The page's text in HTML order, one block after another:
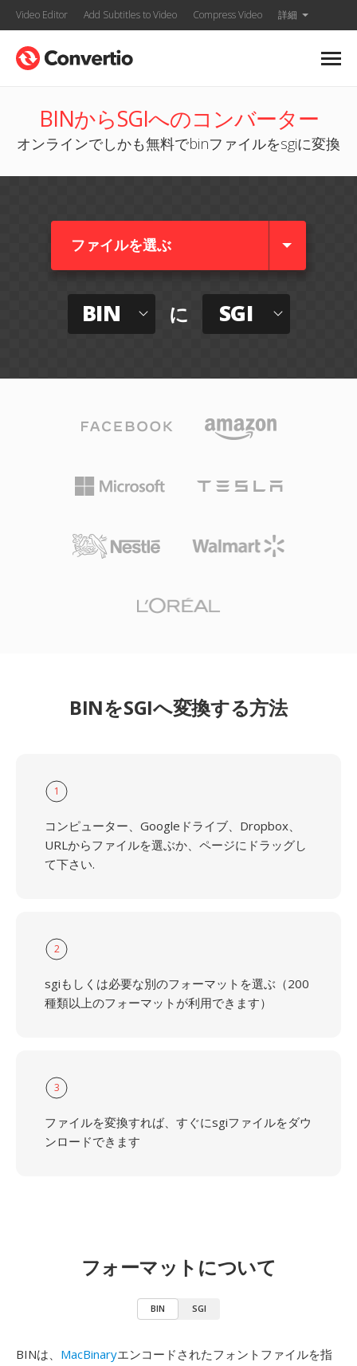
Video Editor Add Subtitles to Video Compress Video 詳細
BINからSGIへのコンバーター
オンラインでしかも無料でbinファイルをsgiに変換
ファイルを選ぶ
BIN に SGI
BINをSGIへ変換する方法
1
コンピューター、Googleドライブ、Dropbox、
URLからファイルを選ぶか、ページにドラッグし
て下さい.
2
sgiもしくは必要な別のフォーマットを選ぶ（200
種類以上のフォーマットが利用できます）
3
ファイルを変換すれば、すぐにsgiファイルをダウ
ンロードできます
フォーマットについて
BIN SGI
BINは、 MacBinaryエンコードされたフォントファイルを指